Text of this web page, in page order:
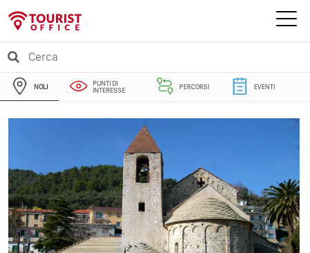
NOLI
PUNTI DI
INTERESSE
PERCORSI EVENTI